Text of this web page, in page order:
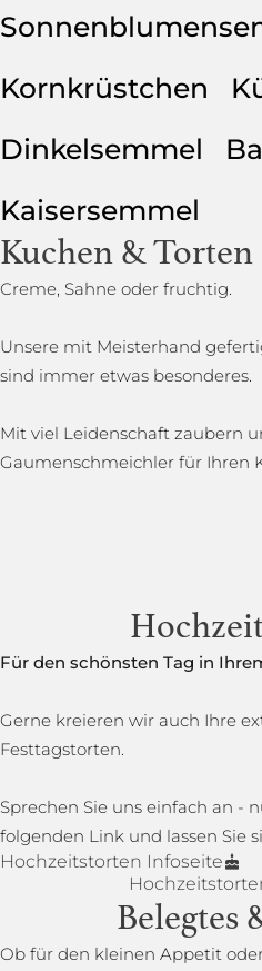
Kornkrüstchen
Dinkelsemmel
Kaisersemmel
Kuchen & Torten
Creme, Sahne oder fruchtig.
Unsere mit Meisterhand
sind immer etwas besonderes.
Mit viel Leidenschaft zaubern
Gaumenschmeichler für Ihren
Für den schönsten Tag in
Gerne kreieren wir auch Ihre
Festtagstorten.
Sprechen Sie uns einfach an -
folgenden Link und lassen Sie
Hochzeitstorten Infoseite
Belegtes
Ob für den kleinen Appetit